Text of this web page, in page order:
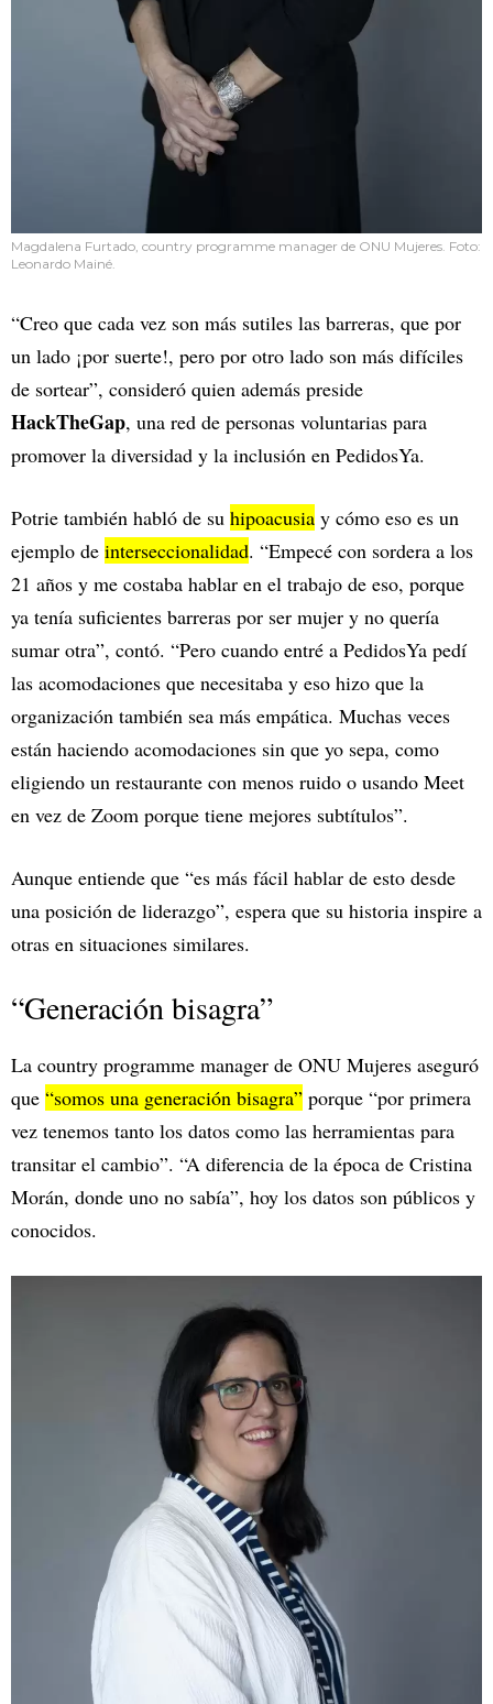
Magdalena Furtado, country programme manager de ONU Mujeres. Foto:
Leonardo Mainé.
“Creo que cada vez son más sutiles las barreras, que por
un lado ¡por suerte!, pero por otro lado son más difíciles
de sortear”, consideró quien además preside
HackTheGap, una red de personas voluntarias para
promover la diversidad y la inclusión en PedidosYa.
Potrie también habló de su hipoacusia y cómo eso es un
ejemplo de interseccionalidad. “Empecé con sordera a los
21 años y me costaba hablar en el trabajo de eso, porque
ya tenía suficientes barreras por ser mujer y no quería
sumar otra”, contó. “Pero cuando entré a PedidosYa pedí
las acomodaciones que necesitaba y eso hizo que la
organización también sea más empática. Muchas veces
están haciendo acomodaciones sin que yo sepa, como
eligiendo un restaurante con menos ruido o usando Meet
en vez de Zoom porque tiene mejores subtítulos”.
Aunque entiende que “es más fácil hablar de esto desde
una posición de liderazgo”, espera que su historia inspire a
otras en situaciones similares.
“Generación bisagra”
La country programme manager de ONU Mujeres aseguró
que “somos una generación bisagra” porque “por primera
vez tenemos tanto los datos como las herramientas para
transitar el cambio”. “A diferencia de la época de Cristina
Morán, donde uno no sabía”, hoy los datos son públicos y
conocidos.